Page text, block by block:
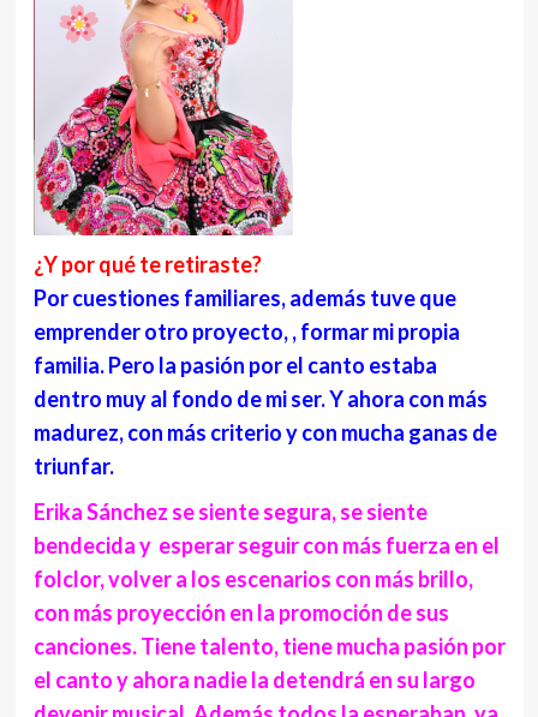
¿Y por qué te retiraste?
Por cuestiones familiares, además tuve que
emprender otro proyecto, , formar mi propia
familia. Pero la pasión por el canto estaba
dentro muy al fondo de mi ser. Y ahora con más
madurez, con más criterio y con mucha ganas de
triunfar.
Erika Sánchez se siente segura, se siente
bendecida y esperar seguir con más fuerza en el
folclor, volver a los escenarios con más brillo,
con más proyección en la promoción de sus
canciones. Tiene talento, tiene mucha pasión por
el canto y ahora nadie la detendrá en su largo